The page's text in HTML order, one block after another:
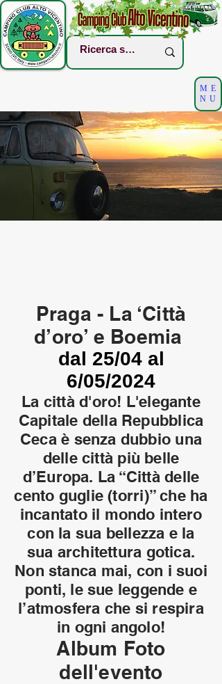
ME
NU
Praga - La ‘Città
d’oro’ e Boemia
dal 25/04 al
6/05/2024
La città d'oro! L'elegante
Capitale della Repubblica
Ceca è senza dubbio una
delle città più belle
d’Europa. La “Città delle
cento guglie (torri)” che ha
incantato il mondo intero
con la sua bellezza e la
sua architettura gotica.
Non stanca mai, con i suoi
ponti, le sue leggende e
l’atmosfera che si respira
in ogni angolo!
Album Foto
dell'evento